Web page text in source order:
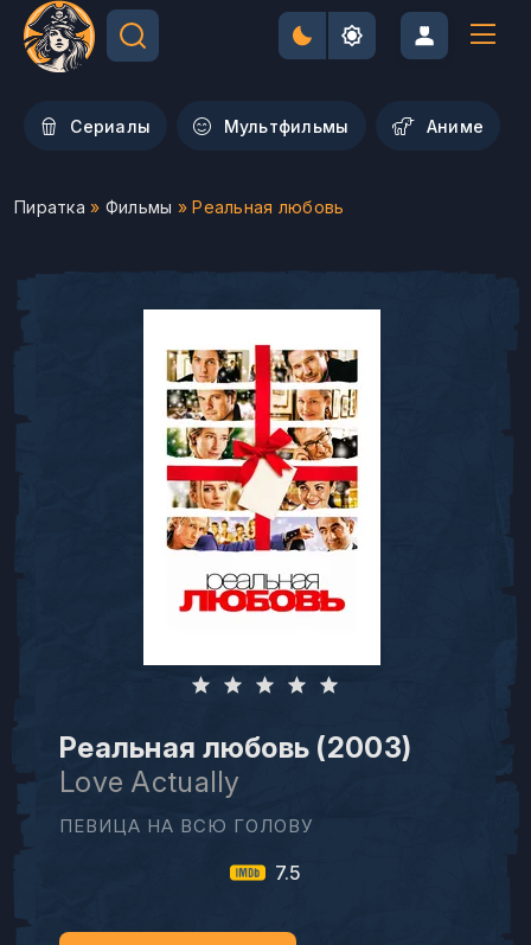
Сериалы Мультфильмы Aниме
Пиратка » Фильмы » Реальная любовь
Реальная любовь (2003)
Love Actually
ПЕВИЦА НА ВСЮ ГОЛОВУ
7.5